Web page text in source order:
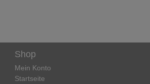
Shop
Mein Konto
Startseite